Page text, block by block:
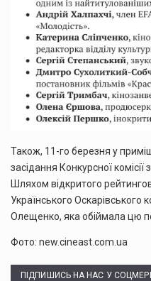
Також, 11-го березня у
засідання Конкурсної
Шляхом відкритого
Українського Оскарівського
Олещенко, яка обіймала цю
Фото: new.cineast.com.ua
ПІДПИШИСЬ НА НАС У